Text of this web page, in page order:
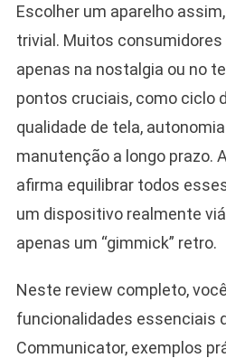
Escolher um aparelho
trivial. Muitos
apenas na nostalgia ou no
pontos cruciais, como ciclo
qualidade de tela,
manutenção a longo prazo.
afirma equilibrar todos
um dispositivo realmente
apenas um “gimmick” retro.
Neste review completo,
funcionalidades essenciais
Communicator, exemplos